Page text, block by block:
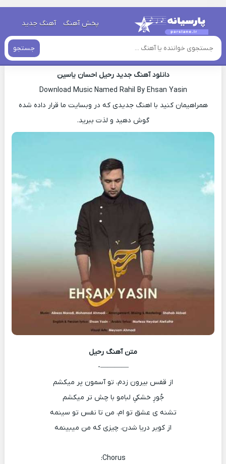
پخش آهنگ آهنگ جدید
جستجو
خانه » دانلود آهنگ جدید
اهنگ احسان یاسین رحیل جدید
دانلود آهنگ جدید رحیل احسان یاسین
Download Music Named Rahil By Ehsan Yasin
همراهیمان کنید با اهنگ جدیدی که در وبسایت ما قرار داده شده
گوش دهید و لذت ببرید.
متن آهنگ رحیل
————-
از قفس بیرون زدم، تو آسمون پر میکشم
جُورِ خشکیِ لبامو با چش تر میکشم
تشنه ی عشق تو ام، من تا نفس تو سینمه
از کویر دریا شدن، چیزی که من میبینمه
Chorus: